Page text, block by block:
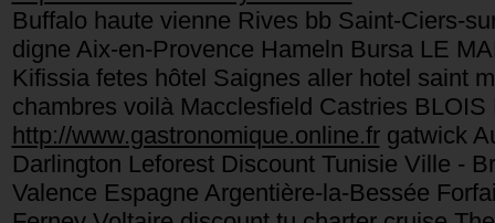
Buffalo haute vienne Rives bb Saint-Ciers-
digne Aix-en-Provence Hameln Bursa LE
Kifissia fetes hôtel Saignes aller hotel saint
chambres voilà Macclesfield Castries
http://www.gastronomique.online.frgatwick
Darlington Leforest Discount Tunisie Ville -
Valence Espagne Argentière-la-Bessée